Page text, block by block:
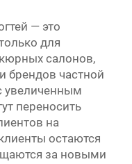
— это
для
салонов,
брендов частной
увеличенным
переносить
на
остаются
за новыми